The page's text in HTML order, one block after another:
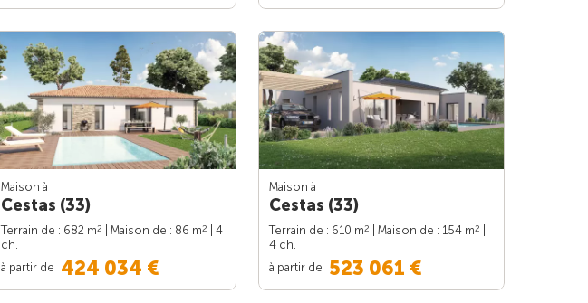
Maison à
Cestas (33)
Terrain de : 682 m2 | Maison de : 86 m2
| 4
ch.
à partir de 424 034 €
Maison à
Cestas (33)
Terrain de : 610 m2 | Maison de : 154 m2
4 ch.
à partir de 523 061 €